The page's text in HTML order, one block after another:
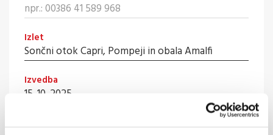
Izlet
Izvedba